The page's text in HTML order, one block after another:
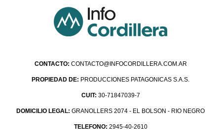
CONTACTO: CONTACTO@INFOCORDILLERA.COM.AR
PROPIEDAD DE: PRODUCCIONES PATAGONICAS S.A.S.
CUIT: 30-71847039-7
DOMICILIO LEGAL: GRANOLLERS 2074 - EL BOLSON - RIO NEGRO
TELEFONO: 2945-40-2610